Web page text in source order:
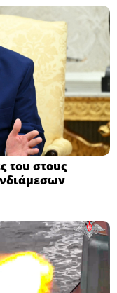
του στους